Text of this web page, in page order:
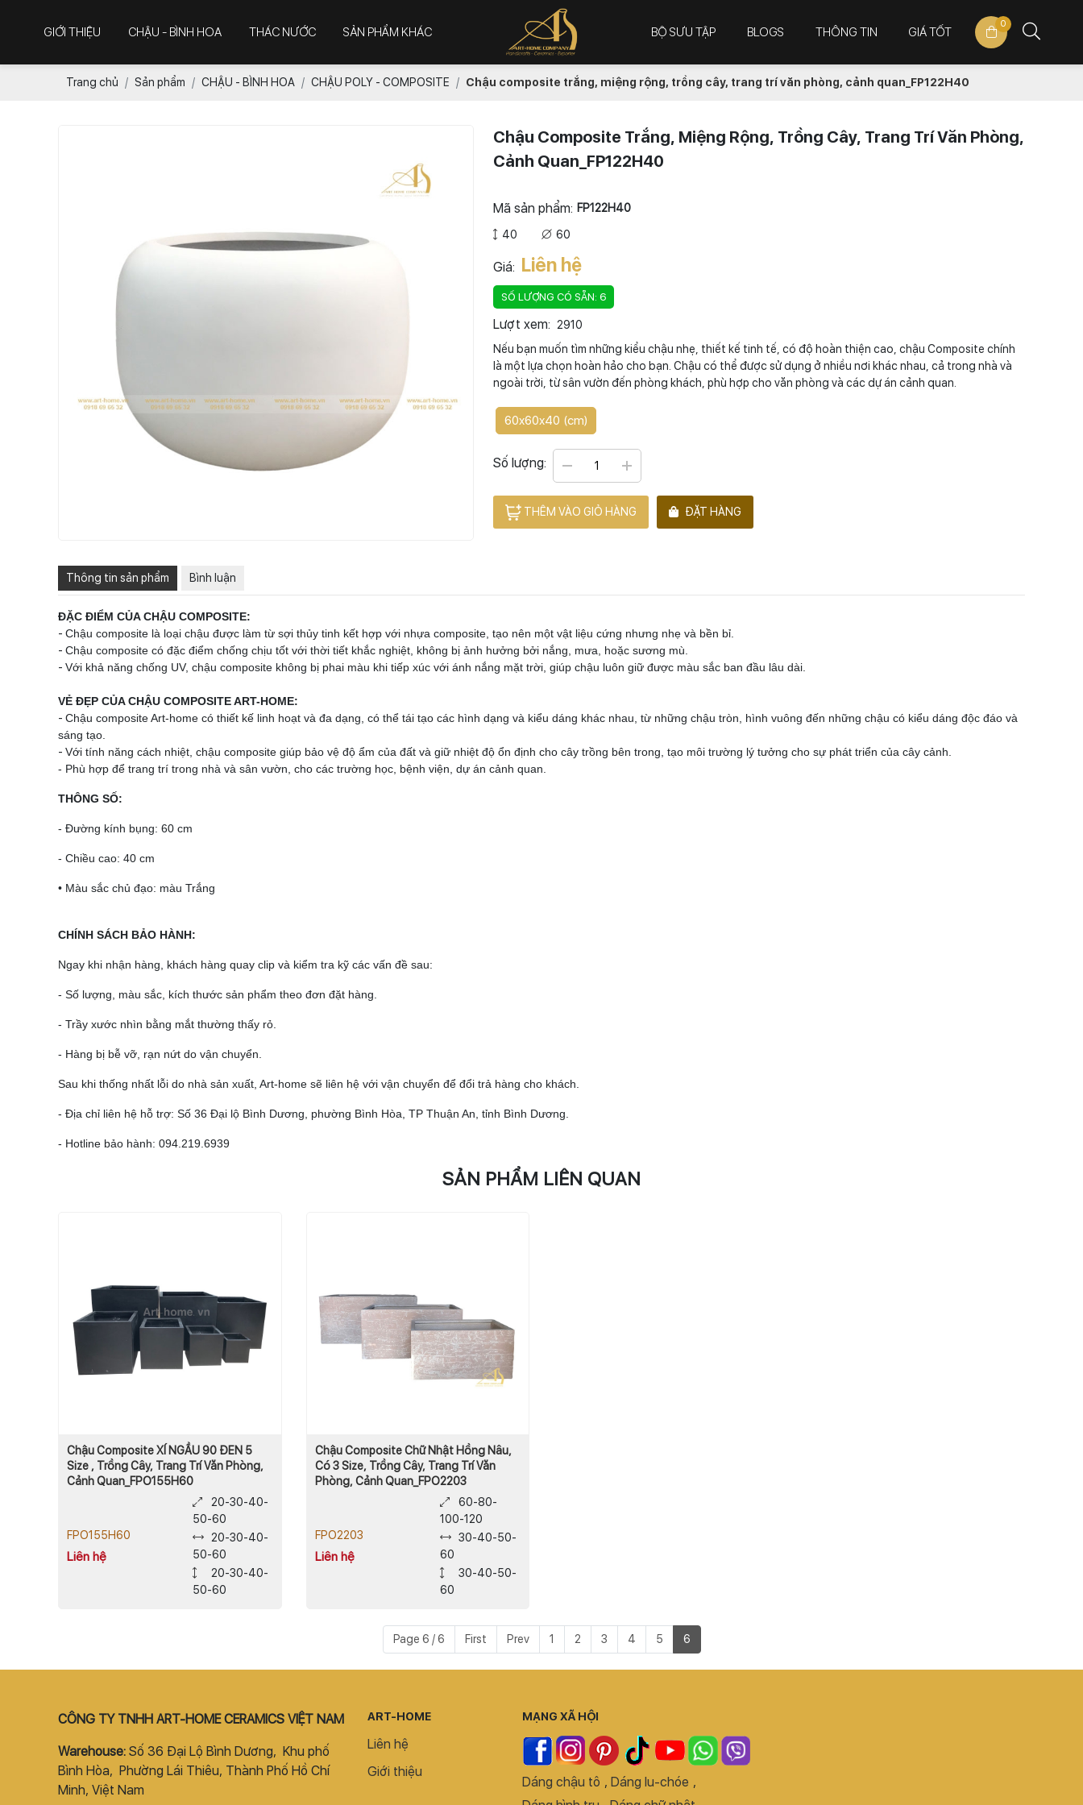
GIỚI THIỆU CHẬU - BÌNH HOA THÁC NƯỚC SẢN PHẨM KHÁC BỘ SƯU TẬP BLOGS THÔNG TIN GIÁ TỐT
0
Trang chủ Sản phẩm CHẬU - BÌNH HOA CHẬU POLY - COMPOSITE Chậu composite trắng, miệng rộng, trồng cây, trang trí văn phòng, cảnh quan_FP122H40
Chậu Composite Trắng, Miệng Rộng, Trồng Cây, Trang Trí Văn Phòng,
Cảnh Quan_FP122H40
Mã sản phẩm: FP122H40
40 60
Giá: Liên hệ
SỐ LƯỢNG CÓ SẴN: 6
Lượt xem:
2910
Nếu bạn muốn tìm những kiểu chậu nhẹ, thiết kế tinh tế, có độ hoàn thiện cao, chậu Composite chính
là một lựa chọn hoàn hảo cho bạn. Chậu có thể được sử dụng ở nhiều nơi khác nhau, cả trong nhà và
ngoài trời, từ sân vườn đến phòng khách, phù hợp cho văn phòng và các dự án cảnh quan.
60x60x40 (cm)
Số lượng:
THÊM VÀO GIỎ HÀNG ĐẶT HÀNG
Thông tin sản phẩm Bình luận
ĐẶC ĐIỂM CỦA CHẬU COMPOSITE:
- Chậu composite là loại chậu được làm từ sợi thủy tinh kết hợp với nhựa composite, tạo nên một vật liệu cứng nhưng nhẹ và bền bỉ.
- Chậu composite có đặc điểm chống chịu tốt với thời tiết khắc nghiệt, không bị ảnh hưởng bởi nắng, mưa, hoặc sương mù.
- Với khả năng chống UV, chậu composite không bị phai màu khi tiếp xúc với ánh nắng mặt trời, giúp chậu luôn giữ được màu sắc ban đầu lâu dài.
VẺ ĐẸP CỦA CHẬU COMPOSITE ART-HOME:
- Chậu composite Art-home có thiết kế linh hoạt và đa dạng, có thể tái tạo các hình dạng và kiểu dáng khác nhau, từ những chậu tròn, hình vuông đến những chậu có kiểu dáng độc đáo và
sáng tạo.
- Với tính năng cách nhiệt, chậu composite giúp bảo vệ độ ẩm của đất và giữ nhiệt độ ổn định cho cây trồng bên trong, tạo môi trường lý tưởng cho sự phát triển của cây cảnh.
- Phù hợp để trang trí trong nhà và sân vườn, cho các trường học, bệnh viện, dự án cảnh quan.
THÔNG SỐ:
- Đường kính bụng: 60 cm
- Chiều cao: 40 cm
• Màu sắc chủ đạo: màu Trắng
CHÍNH SÁCH BẢO HÀNH:
Ngay khi nhận hàng, khách hàng quay clip và kiểm tra kỹ các vấn đề sau:
- Số lượng, màu sắc, kích thước sản phẩm theo đơn đặt hàng.
- Trầy xước nhìn bằng mắt thường thấy rỏ.
- Hàng bị bễ vỡ, rạn nứt do vận chuyển.
Sau khi thống nhất lỗi do nhà sản xuất, Art-home sẽ liên hệ với vận chuyển để đổi trả hàng cho khách.
- Địa chỉ liên hệ hỗ trợ: Số 36 Đại lộ Bình Dương, phường Bình Hòa, TP Thuận An, tỉnh Bình Dương.
- Hotline bảo hành: 094.219.6939
SẢN PHẨM LIÊN QUAN
Chậu Composite XÍ NGẦU 90 ĐEN 5
Size , Trồng Cây, Trang Trí Văn Phòng,
Cảnh Quan_FPO155H60
FPO155H60
Liên hệ
20-30-40-
50-60
20-30-40-
50-60
20-30-40-
50-60
Chậu Composite Chữ Nhật Hồng Nâu,
Có 3 Size, Trồng Cây, Trang Trí Văn
Phòng, Cảnh Quan_FPO2203
FPO2203
Liên hệ
60-80-
100-120
30-40-50-
60
30-40-50-
60
Page 6 / 6 First Prev 1 2 3 4 5 6
CÔNG TY TNHH ART-HOME CERAMICS VIỆT NAM
Warehouse: Số 36 Đại Lộ Bình Dương, Khu phố
Bình Hòa, Phường Lái Thiêu, Thành Phố Hồ Chí
Minh, Việt Nam
ART-HOME
Liên hệ
Giới thiệu
MẠNG XÃ HỘI
Dáng chậu tô , Dáng lu-chóe ,